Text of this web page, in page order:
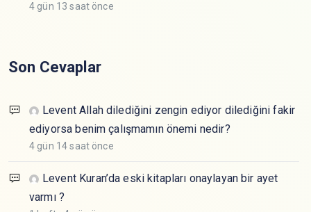
4 gün 13 saat önce
Son Cevaplar
Levent Allah dilediğini zengin ediyor dilediğini fakir
ediyorsa benim çalışmamın önemi nedir?
4 gün 14 saat önce
Levent Kuran’da eski kitapları onaylayan bir ayet
varmı ?